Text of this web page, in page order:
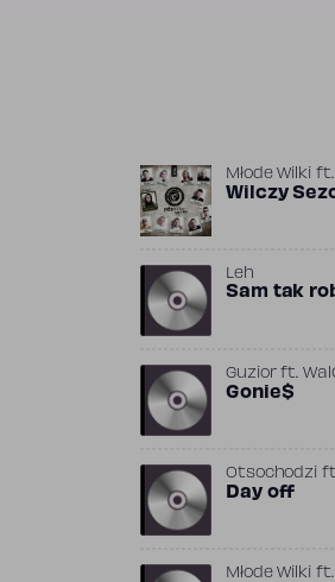
Młode Wilki
Wilczy
Leh
Sam tak
Guziorft.
Gonie$
Otsochodzi
Day off
Młode Wilki ft.